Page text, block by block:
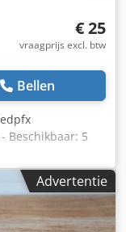
€ 25
vraagprijs excl. btw
Bellen
Beschikbaar: 5
Advertentie